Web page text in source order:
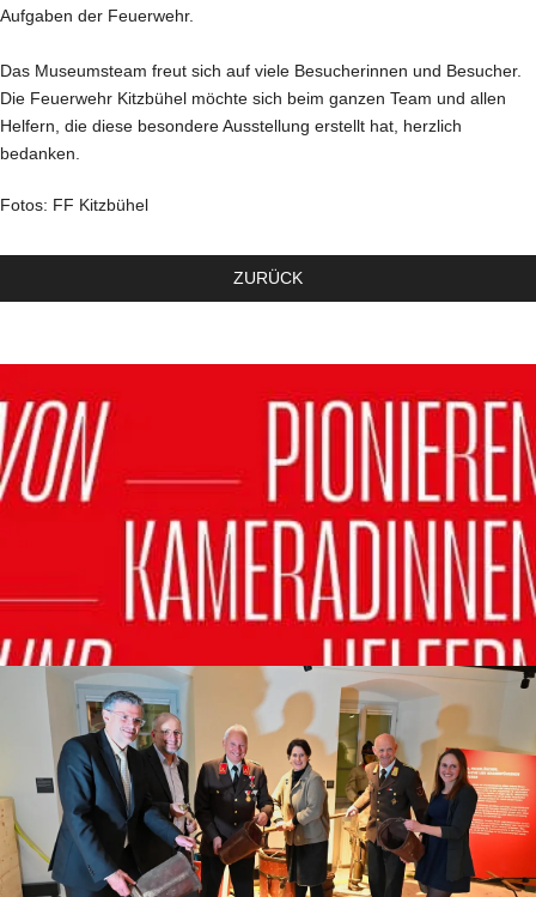
Aufgaben der Feuerwehr.
Das Museumsteam freut sich auf viele Besucherinnen und Besucher.
Die Feuerwehr Kitzbühel möchte sich beim ganzen Team und allen
Helfern, die diese besondere Ausstellung erstellt hat, herzlich
bedanken.
Fotos: FF Kitzbühel
ZURÜCK